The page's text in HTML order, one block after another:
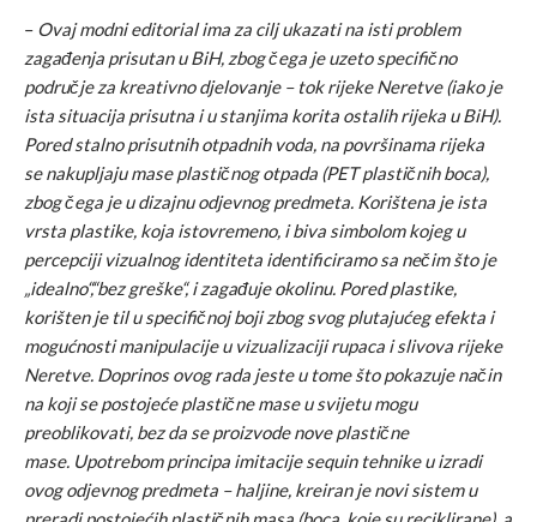
– Ovaj modni editorial ima za cilj ukazati na isti problem
zagađenja prisutan u BiH, zbog čega je uzeto specifično
područje za kreativno djelovanje – tok rijeke Neretve (iako je
ista situacija prisutna i u stanjima korita ostalih rijeka u BiH).
Pored stalno prisutnih otpadnih voda, na površinama rijeka
se nakupljaju mase plastičnog otpada (PET plastičnih boca),
zbog čega je u dizajnu odjevnog predmeta. Korištena je ista
vrsta plastike, koja istovremeno, i biva simbolom kojeg u
percepciji vizualnog identiteta identificiramo sa nečim što je
„idealno“,“bez greške“, i zagađuje okolinu. Pored plastike,
korišten je til u specifičnoj boji zbog svog plutajućeg efekta i
mogućnosti manipulacije u vizualizaciji rupaca i slivova rijeke
Neretve. Doprinos ovog rada jeste u tome što pokazuje način
na koji se postojeće plastične mase u svijetu mogu
preoblikovati, bez da se proizvode nove plastične
mase. Upotrebom principa imitacije sequin tehnike u izradi
ovog odjevnog predmeta – haljine, kreiran je novi sistem u